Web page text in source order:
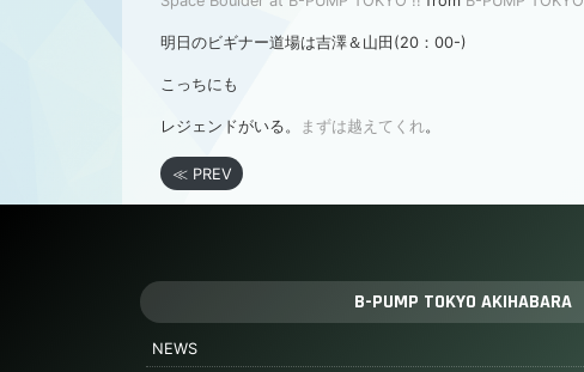
明日のビギナー道場は吉澤＆山田(20：00-)
こっちにも
レジェンドがいる。 まずは越えてくれ。
≪ PREV
B-PUMP TOKYO AKIHABARA
NEWS